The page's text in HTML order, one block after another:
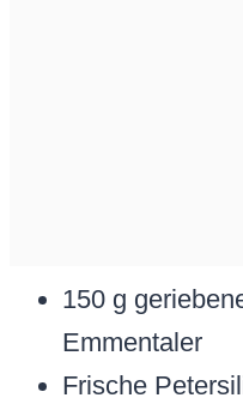
150 g
Emmentaler
Frische